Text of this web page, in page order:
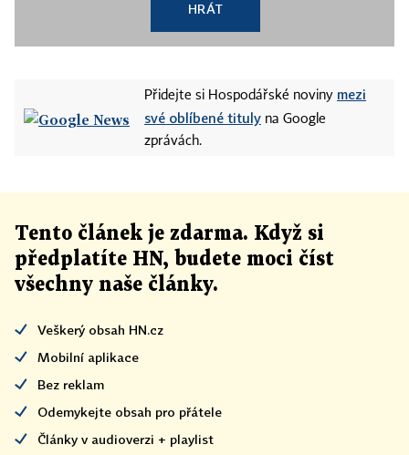
HRÁT
Přidejte si Hospodářské noviny mezi
své oblíbené tituly na Google
zprávách.
Tento článek je zdarma. Když si
předplatíte HN, budete moci číst
všechny naše články.
Veškerý obsah HN.cz
Mobilní aplikace
Bez reklam
Odemykejte obsah pro přátele
Články v audioverzi + playlist